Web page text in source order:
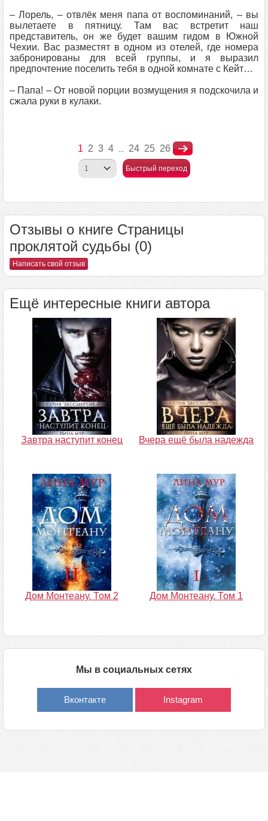
– Лорель, – отвлёк меня папа от воспоминаний, – вы
вылетаете в пятницу. Там вас встретит наш
представитель, он же будет вашим гидом в Южной
Чехии. Вас разместят в одном из отелей, где номера
забронированы для всей группы, и я выразил
предпочтение поселить тебя в одной комнате с Кейт…
– Папа! – От новой порции возмущения я подскочила и
сжала руки в кулаки.
1 2 3 4 ... 24 25 26
Быстрый переход
Отзывы о книге Страницы
проклятой судьбы (0)
Написать свой отзыв
Ещё интересные книги автора
Завтра наступит конец Вчера ещё была надежда
Дом Монтеану. Том 2 Дом Монтеану. Том 1
Мы в социальных сетях
Вконтакте Instagram